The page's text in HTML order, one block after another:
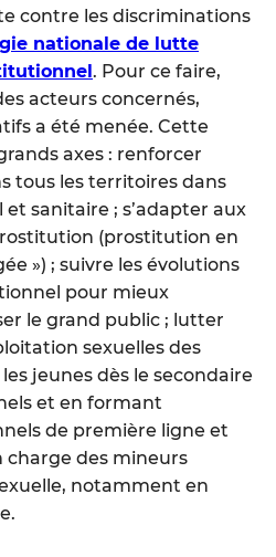
contre les discriminations
nationale de lutte
. Pour ce faire,
acteurs concernés,
a été menée. Cette
axes : renforcer
tous les territoires dans
sanitaire ; s’adapter aux
(prostitution en
») ; suivre les évolutions
pour mieux
le grand public ; lutter
sexuelles des
jeunes dès le secondaire
et en formant
de première ligne et
charge des mineurs
notamment en